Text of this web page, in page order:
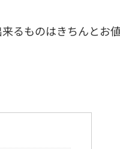
るものはきちんとお